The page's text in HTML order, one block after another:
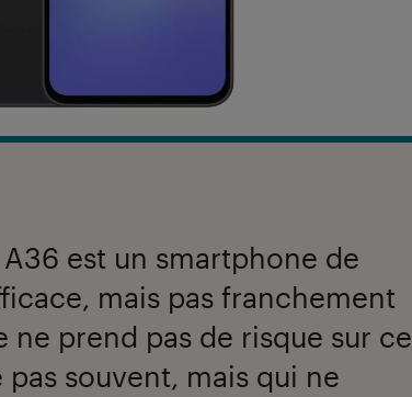
est un smartphone de
mais pas franchement
ne prend pas de risque sur ce
souvent, mais qui ne